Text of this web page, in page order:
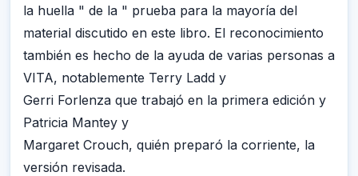
la huella " de la " prueba para la mayoría del
material discutido en este libro. El reconocimiento
también es hecho de la ayuda de varias personas a
VITA, notablemente Terry Ladd y
Gerri Forlenza que trabajó en la primera edición y
Patricia Mantey y
Margaret Crouch, quién preparó la corriente, la
versión revisada.